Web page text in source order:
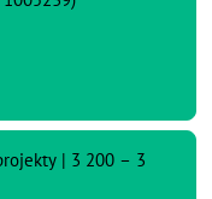
| 3 200 – 3